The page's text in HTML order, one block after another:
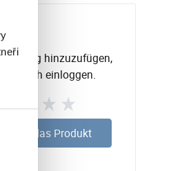
hinzuzufügen,
Sie sich einloggen.
Sie das Produkt